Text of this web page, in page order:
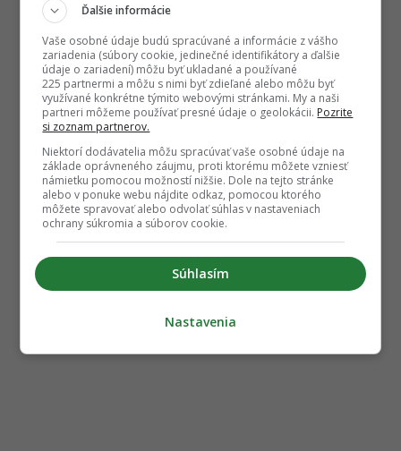
Ďalšie informácie
Vaše osobné údaje budú spracúvané a informácie z vášho
zariadenia (súbory cookie, jedinečné identifikátory a ďalšie
údaje o zariadení) môžu byť ukladané a používané
225 partnermi a môžu s nimi byť zdieľané alebo môžu byť
využívané konkrétne týmito webovými stránkami. My a naši
partneri môžeme používať presné údaje o geolokácii. Pozrite
si zoznam partnerov.
Niektorí dodávatelia môžu spracúvať vaše osobné údaje na
základe oprávneného záujmu, proti ktorému môžete vzniesť
námietku pomocou možností nižšie. Dole na tejto stránke
alebo v ponuke webu nájdite odkaz, pomocou ktorého
môžete spravovať alebo odvolať súhlas v nastaveniach
ochrany súkromia a súborov cookie.
Súhlasím
Nastavenia